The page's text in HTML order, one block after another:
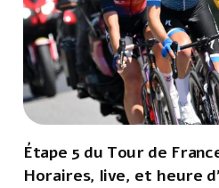
Étape 5 du Tour de
Horaires, live, et heure